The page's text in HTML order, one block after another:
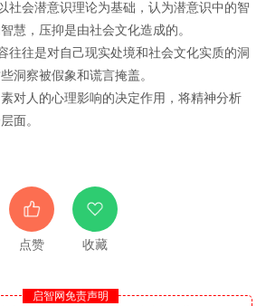
社会潜意识理论为基础，认为潜意识中的智
慧，压抑是由社会文化造成的。
往往是对自己现实处境和社会文化实质的洞
洞察被假象和谎言掩盖。
对人的心理影响的决定作用，将精神分析
面。
点赞 收藏
启智网免责声明